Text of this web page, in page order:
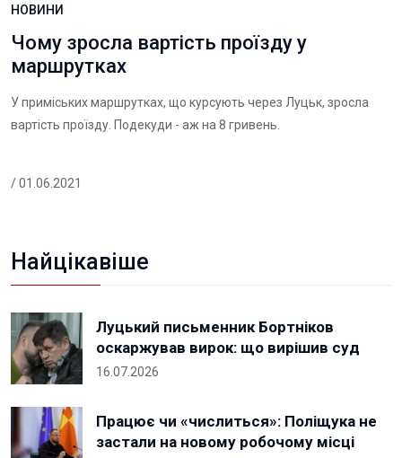
НОВИНИ
Чому зросла вартість проїзду у
маршрутках
У приміських маршрутках, що курсують через Луцьк, зросла
вартість проїзду. Подекуди - аж на 8 гривень.
/ 01.06.2021
Найцікавіше
Луцький письменник Бортніков
оскаржував вирок: що вирішив суд
16.07.2026
Працює чи «числиться»: Поліщука не
застали на новому робочому місці